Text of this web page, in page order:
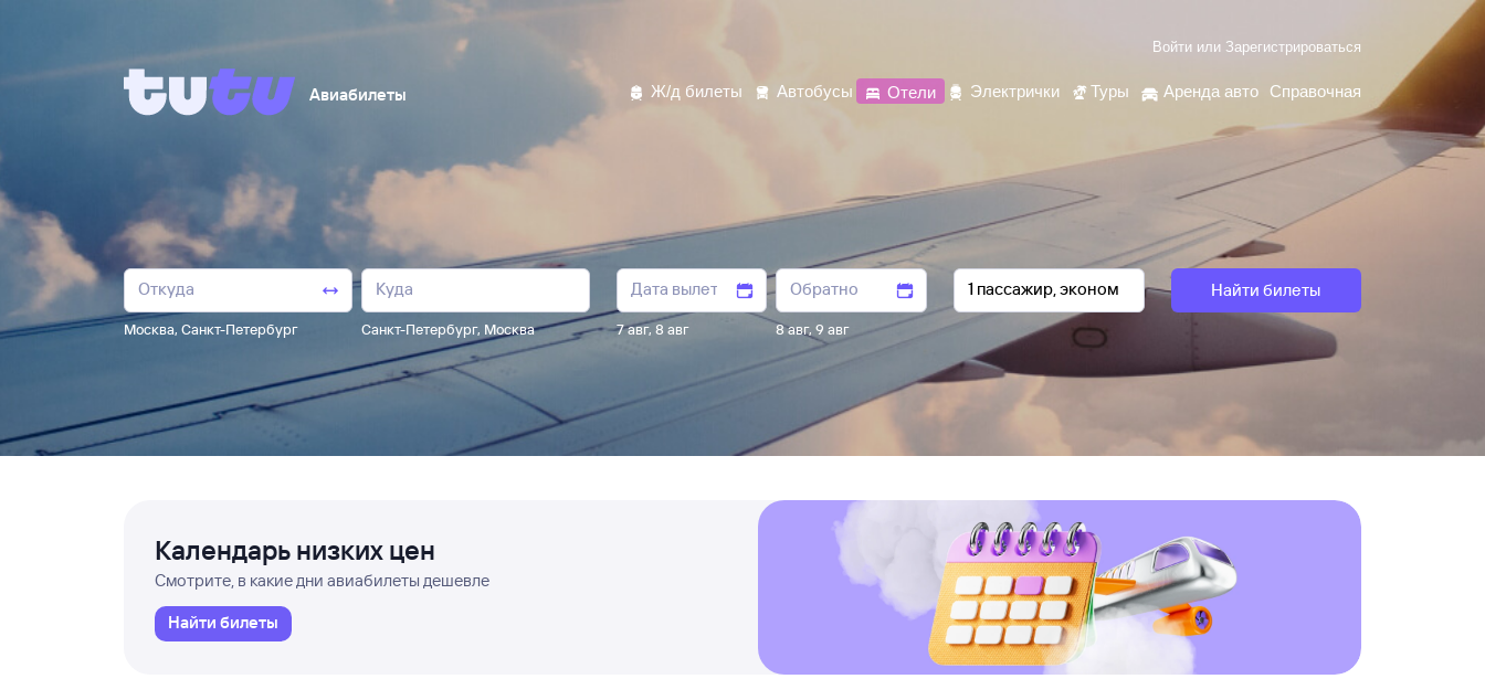
Войти или Зарегистрироваться
Авиабилеты Ж/д билеты Автобусы Отели Электрички Туры Аренда авто Справочная
Москва, Санкт-Петербург Санкт-Петербург, Москва 7 авг, 8 авг 8 авг,9 авг
Найти билеты
Календарь низких цен
Смотрите, в какие дни авиабилеты дешевле
Найти билеты